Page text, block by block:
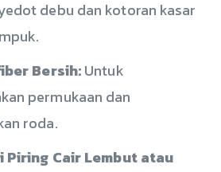
debu dan kotoran kasar
Bersih:Untuk
permukaan dan
roda.
Piring Cair Lembut atau